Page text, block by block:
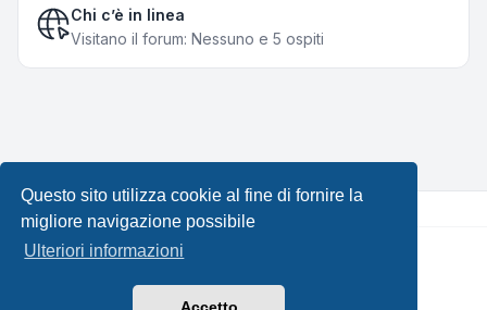
Questo sito utilizza cookie al fine di fornire la
migliore navigazione possibile
Ulteriori informazioni
Chi c’è in linea
Visitano il forum: Nessuno e 5 ospiti
Creato daphpBB® Forum Software © phpBB Limited •
Leenoz.com